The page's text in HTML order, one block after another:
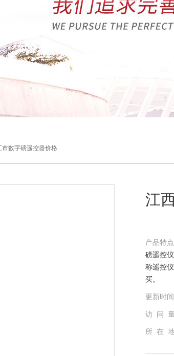
数字磅遥控器价格
江
产品特
磅遥控
称遥控
买。
更新时
访 问
所 在